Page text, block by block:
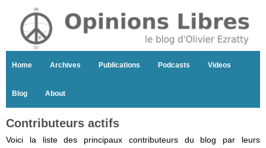
Home Archives Publications Podcasts Videos
Blog About
Contributeurs actifs
Voici la liste des principaux contributeurs du blog par leurs